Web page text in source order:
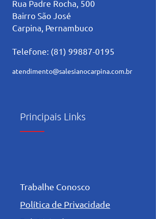
Rua Padre Rocha, 500
Bairro São José
Carpina, Pernambuco
Telefone: (81) 99887-0195
atendimento@salesianocarpina.com.br
Principais Links
Trabalhe Conosco
Política de Privacidade